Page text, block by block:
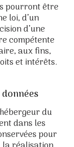
pourront être
loi, d’un
d’une
compétente
aux fins,
et intérêts.
du
dans les
pour